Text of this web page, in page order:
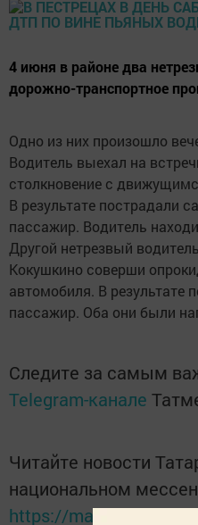
4 июня в районе два
дорожно-транспортное
Одно из них произошло
Водитель выехал на
столкновение с
В результате пострадали
пассажир. Водитель
Другой нетрезвый
Кокушкино соверши
автомобиля. В результате
пассажир. Оба они были
Следите за самым
Telegram-канале
Читайте новости
национальном
https://max.ru/